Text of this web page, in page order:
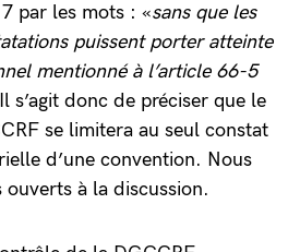
par les mots : «sans que les
puissent porter atteinte
mentionné à l’article 66-5
s’agit donc de préciser que le
se limitera au seul constat
d’une convention. Nous
ouverts à la discussion.